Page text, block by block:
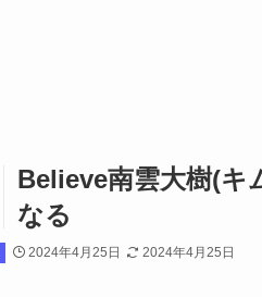
Believe南雲大樹(キ
なる
2024年4月25日 2024年4月25日